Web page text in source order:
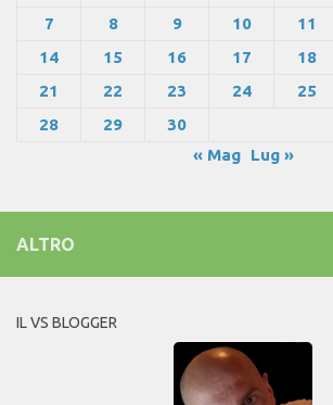
7
8 9 10 11
14
15 16 17 18
21
22 23 24 25
28
29
30
« Mag
Lug »
ALTRO
IL VS BLOGGER